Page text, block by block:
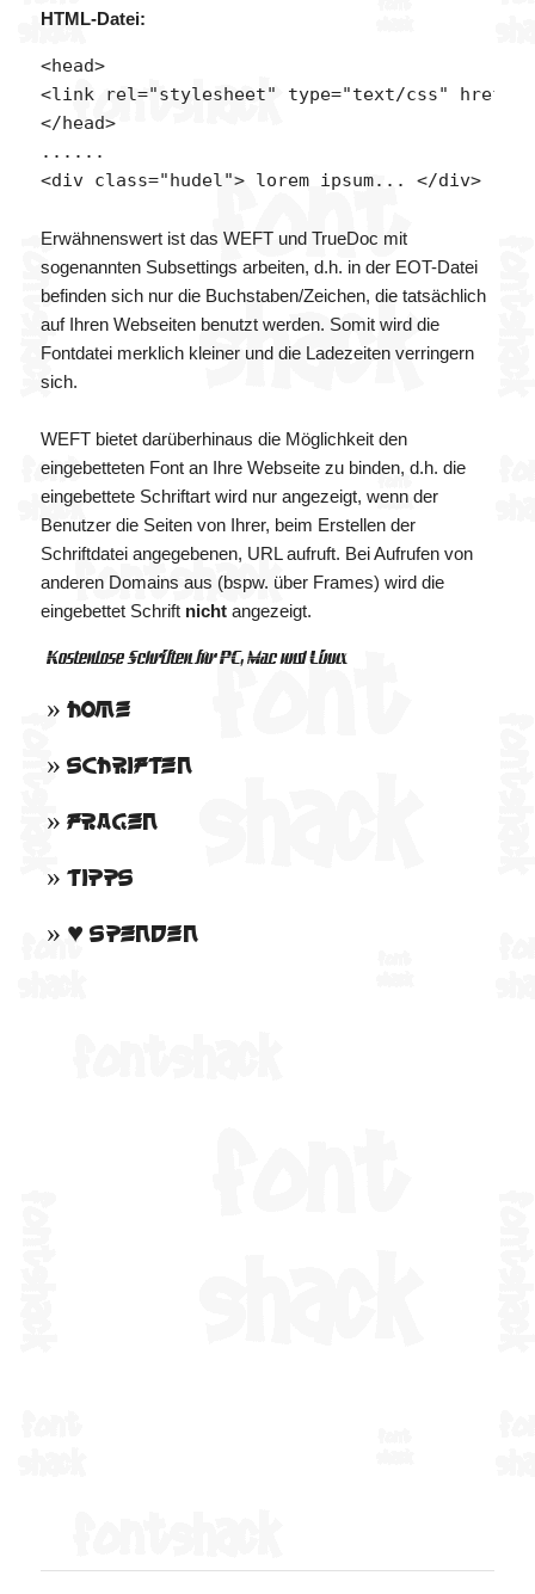
HTML-Datei:
<head>
<link rel="stylesheet" type="text/css"
</head>
......
<div class="hudel"> lorem ipsum... </div>
Erwähnenswert ist das WEFT und TrueDoc mit
sogenannten Subsettings arbeiten, d.h. in der EOT-Datei
befinden sich nur die Buchstaben/Zeichen, die tatsächlich
auf Ihren Webseiten benutzt werden. Somit wird die
Fontdatei merklich kleiner und die Ladezeiten verringern
sich.
WEFT bietet darüberhinaus die Möglichkeit den
eingebetteten Font an Ihre Webseite zu binden, d.h. die
eingebettete Schriftart wird nur angezeigt, wenn der
Benutzer die Seiten von Ihrer, beim Erstellen der
Schriftdatei angegebenen, URL aufruft. Bei Aufrufen von
anderen Domains aus (bspw. über Frames) wird die
eingebettet Schrift nichtangezeigt.
Kostenlose Schriften für PC, Mac und Linux
» Home
» Schriften
» Fragen
» Tipps
» ♥Spenden